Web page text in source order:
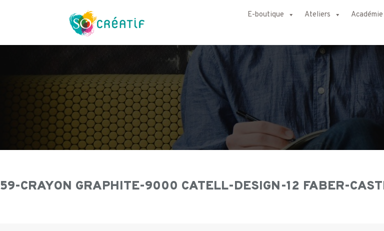
E-boutique Ateliers Académie
59-CRAYON GRAPHITE-9000 CATELL-DESIGN-12 FABER-